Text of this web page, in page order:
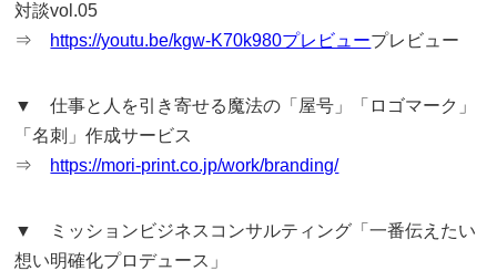
対談vol.05
⇒ https://youtu.be/kgw-K70k980プレビュープレビュー
▼ 仕事と人を引き寄せる魔法の「屋号」「ロゴマーク」
「名刺」作成サービス
⇒ https://mori-print.co.jp/work/branding/
▼ ミッションビジネスコンサルティング「一番伝えたい
想い明確化プロデュース」